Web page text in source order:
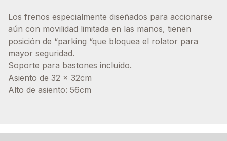
Los frenos especialmente diseñados para accionarse
aún con movilidad limitada en las manos, tienen
posición de “parking “que bloquea el rolator para
mayor seguridad.
Soporte para bastones incluído.
Asiento de 32 x 32cm
Alto de asiento: 56cm